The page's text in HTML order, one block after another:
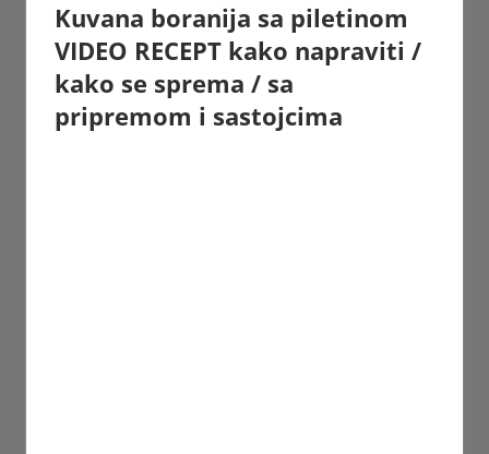
Kuvana boranija sa piletinom
VIDEO RECEPT kako napraviti /
kako se sprema / sa
pripremom i sastojcima